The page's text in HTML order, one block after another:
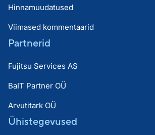
Hinnamuudatused
Viimased kommentaarid
Partnerid
Fujitsu Services AS
BaIT Partner OÜ
Arvutitark OÜ
Ühistegevused